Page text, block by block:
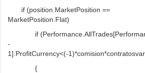
if (position.MarketPosition ==
if
-
1].ProfitCurrency<(-
{